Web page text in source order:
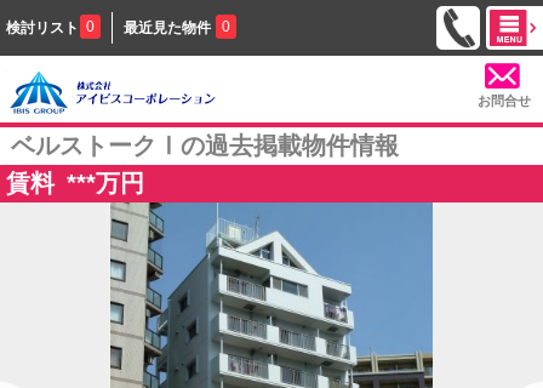
検討リスト 0 最近見た物件 0
お問合せ
ベルストークⅠの過去掲載物件情報
賃料 ***万円